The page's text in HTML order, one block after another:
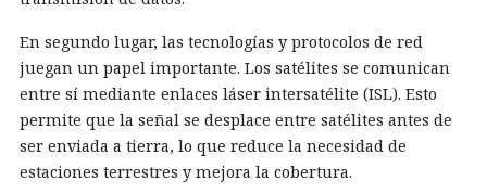
En segundo lugar, las tecnologías y protocolos de red
juegan un papel importante. Los satélites se comunican
entre sí mediante enlaces láser intersatélite (ISL). Esto
permite que la señal se desplace entre satélites antes de
ser enviada a tierra, lo que reduce la necesidad de
estaciones terrestres y mejora la cobertura.